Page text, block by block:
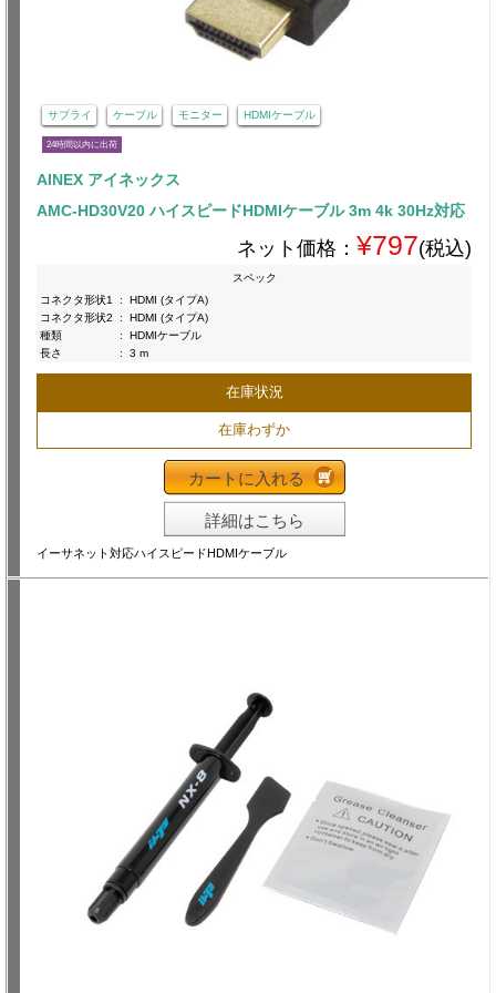
サプライ ケーブル モニター HDMIケーブル
24時間以内に出荷
AINEX アイネックス
AMC-HD30V20 ハイスピードHDMIケーブル 3m 4k 30Hz対応
ネット価格： ¥797(税込)
スペック
コネクタ形状1
:
HDMI (タイプA)
コネクタ形状2
:
HDMI (タイプA)
種類
:
HDMIケーブル
長さ
: 3 m
在庫状況
在庫わずか
カートに入れる
詳細はこちら
イーサネット対応ハイスピードHDMIケーブル